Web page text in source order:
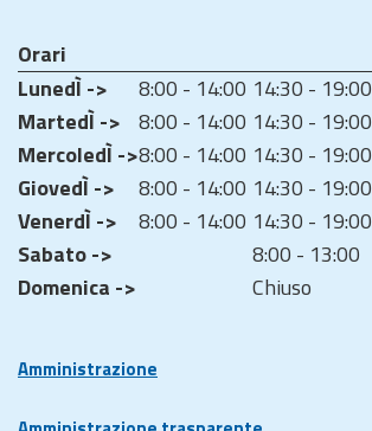
Orari
LunedÌ ->
8:00 - 14:00 14:30 - 19:00
MartedÌ -> 8:00 - 14:00 14:30 - 19:00
MercoledÌ ->8:00 - 14:00 14:30 - 19:00
GiovedÌ ->
8:00 - 14:00 14:30 - 19:00
VenerdÌ ->
8:00 - 14:00 14:30 - 19:00
Sabato ->
8:00 - 13:00
Domenica ->
Chiuso
Amministrazione